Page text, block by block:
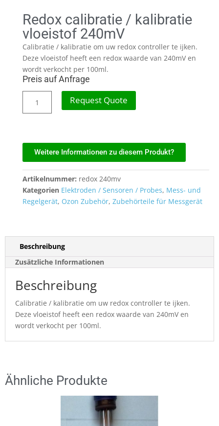
Redox calibratie / kalibratie
vloeistof 240mV
Calibratie / kalibratie om uw redox controller te ijken.
Deze vloeistof heeft een redox waarde van 240mV en
wordt verkocht per 100ml.
Preis auf Anfrage
Request Quote
Weitere Informationen zu diesem Produkt?
Artikelnummer: redox 240mv
Kategorien Elektroden / Sensoren / Probes, Mess- und
Regelgerät, Ozon Zubehör, Zubehörteile für Messgerät
Beschreibung
Zusätzliche Informationen
Beschreibung
Calibratie / kalibratie om uw redox controller te ijken.
Deze vloeistof heeft een redox waarde van 240mV en
wordt verkocht per 100ml.
Ähnliche Produkte